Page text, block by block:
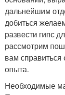
дальнейшим
добиться
развести гипс
рассмотрим
вам справиться
опыта.
Необходимые